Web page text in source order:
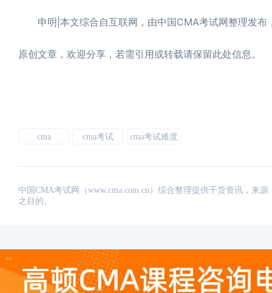
申明|本文综合自互联网，由中国CMA考试网整理发布
原创文章，欢迎分享，若需引用或转载请保留此处信息。
cma cma考试 cma考试难度
中国CMA考试网（www.cma.com.cn）综合整理提供干货资讯，来
之目的。